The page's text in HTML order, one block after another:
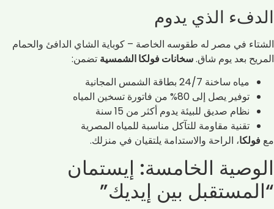
الدفء الذي يدوم
الشتاء في مصر له طقوسه الخاصة – كوباية الشاي الدافئ والحمام
المريح بعد يوم شاق.سخانات فولكا الشمسية تضمن:
مياه ساخنة 24/7 بطاقة الشمس المجانية
توفير يصل إلى 80% من فاتورة تسخين المياه
نظام صديق للبيئة يدوم أكثر من 15 سنة
تقنية مقاومة للتآكل مناسبة للمياه المصرية
مع فولكا، الراحة والاستدامة يلتقيان في منزلك.
الوصية الخامسة: إيستمان
“المستقبل بين إيديك”